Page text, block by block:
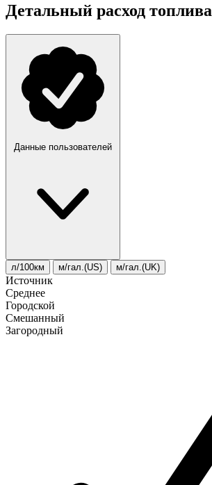
Детальный расход топлива
Данные пользователей
л/100км м/гал.(US) м/гал.(UK)
Источник
Среднее
Городской
Смешанный
Загородный